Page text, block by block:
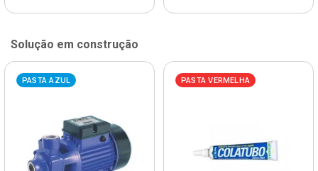
Solução em construção
PASTA AZUL PASTA VERMELHA